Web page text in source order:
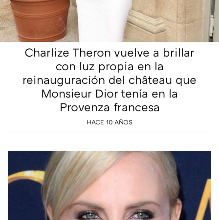
Charlize Theron vuelve a brillar
con luz propia en la
reinauguración del château que
Monsieur Dior tenía en la
Provenza francesa
HACE 10 AÑOS